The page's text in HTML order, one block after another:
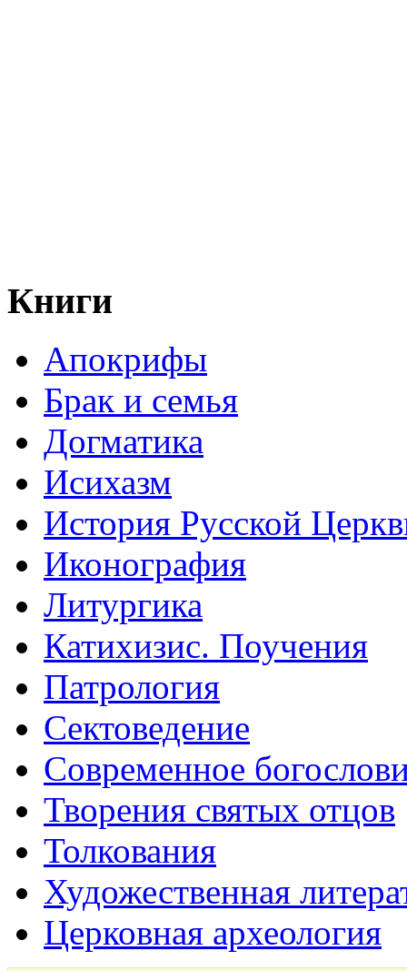
Книги
Апокрифы
Брак и семья
Догматика
Исихазм
История Русской
Иконография
Литургика
Катихизис. Поучения
Патрология
Сектоведение
Современное
Творения святых отцов
Толкования
Художественная
Церковная археология